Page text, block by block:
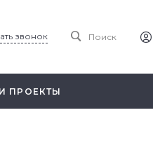
звонок Поиск
ПРОЕКТЫ